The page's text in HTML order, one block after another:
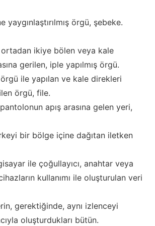
yaygınlaştırılmış örgü, şebeke.
ortadan ikiye bölen veya kale
gerilen, iple yapılmış örgü.
ile yapılan ve kale direkleri
örgü, file.
apış arasına gelen yeri,
bir bölge içine dağıtan iletken
ile çoğullayıcı, anahtar veya
kullanımı ile oluşturulan veri
gerektiğinde, aynı izlenceyi
oluşturdukları bütün.